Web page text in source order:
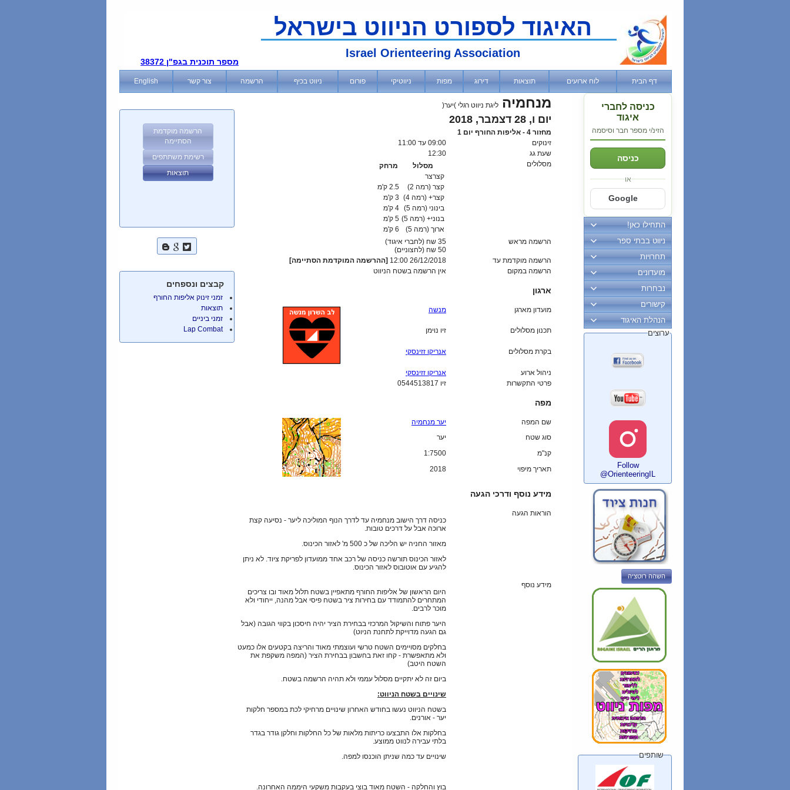
האיגוד לספורט הניווט בישראל
Israel Orienteering Association
מספר תוכנית בגפ"ן 38372
דף הבית לוח ארועים תוצאות דירוג מפות ניווטיקי פורום ניווט בכיף הרשמה צור קשר English
הרשמה מוקדמת
הסתיימה
רשימת משתתפים
תוצאות
קבצים ונספחים
זמני זינוק אליפות החורף
תוצאות
זמני ביניים
Lap Combat
מנחמיה ליגת ניווט רגלי )יער(
יום ו, 28 דצמבר, 2018
מחזור 4 - אליפות החורף יום 1
זינוקים
09:00 עד 11:00
שעת גג
12:30
מסלולים
מסלול
מרחק
קצרצר
קצר (רמה 2)
2.5 ק'מ
קצר+ (רמה 4)
3 ק'מ
בינוני (רמה 5)
4 ק'מ
בנוני+ (רמה 5)
5 ק'מ
ארוך (רמה 5)
6 ק'מ
הרשמה מראש
35 שח (לחברי איגוד)
50 שח (לחצוניים)
הרשמה מוקדמת עד
26/12/2018 12:00
[ההרשמה המוקדמת הסתיימה]
הרשמה במקום
אין הרשמה בשטח הניווט
ארגון
מועדון מארגן מנשה
תכנון מסלולים זיו נוימן
בקרת מסלולים אנריקו זזינסקי
ניהול ארוע
אנריקו זזינסקי
פרטי התקשרות
זיו 0544513817
מפה
שם המפה
יער מנחמיה
סוג שטח
יער
קנ"מ
1:7500
תאריך מיפוי
2018
מידע נוסף ודרכי הגעה
הוראות הגעה
כניסה דרך הישוב מנחמיה עד לדרך הנוף המוליכה ליער - נסיעה קצת
ארוכה אבל על דרכים טובות.
מאזור החניה יש הליכה של כ 500 מ' לאזור הכינוס.
לאזור הכינוס תורשה כניסה של רכב אחד ממועדון לפריקת ציוד. לא ניתן
להגיע עם אוטובוס לאזור הכינוס.
מידע נוסף
היום הראשון של אליפות החורף מתאפיין בשטח תלול מאוד ובו צריכים
המתחרים להתמודד עם בחירות ציר בשטח פיסי אבל מהנה, ייחודי ולא
מוכר לרבים.
היער פתוח והשיקול המרכזי בבחירת הציר יהיה חיסכון בקווי הגובה (אבל
גם הגעה מדוייקת לתחנת הניוט)
בחלקים מסויימים השטח טרשי ועוצמתי מאוד והריצה בקטעים אלו כמעט
ולא מתאפשרת - קחו זאת בחשבון בבחירת הציר (המפה משקפת את
השטח היטב)
ביום זה לא יתקיים מסלול עממי ולא תהיה הרשמה בשטח.
שינויים בשטח הניווט:
בשטח הניווט נעשו בחודש האחרון שינויים מרחיקי לכת במספר חלקות
יער - אורנים.
בחלקות אלו התבצעו כריתות מלאות של כל החלקות וחלקן גודר בגדר
בלתי עבירה לנווט ממוצע.
שינויים עד כמה שניתן הוכנסו למפה.
בוץ והחלקה - השטח מאוד בוצי בעקבות משקעי היממה האחרונה.
כניסה לחברי
איגוד
הזינ/י מספר חבר וסיסמה
כניסה
או
Google
התחילו כאן!
ניווט בבתי ספר
תחרויות
מועדונים
נבחרות
קישורים
הנהלת האיגוד
ערוצים
Follow
@OrienteeringIL
השהה רוטציה
שותפים